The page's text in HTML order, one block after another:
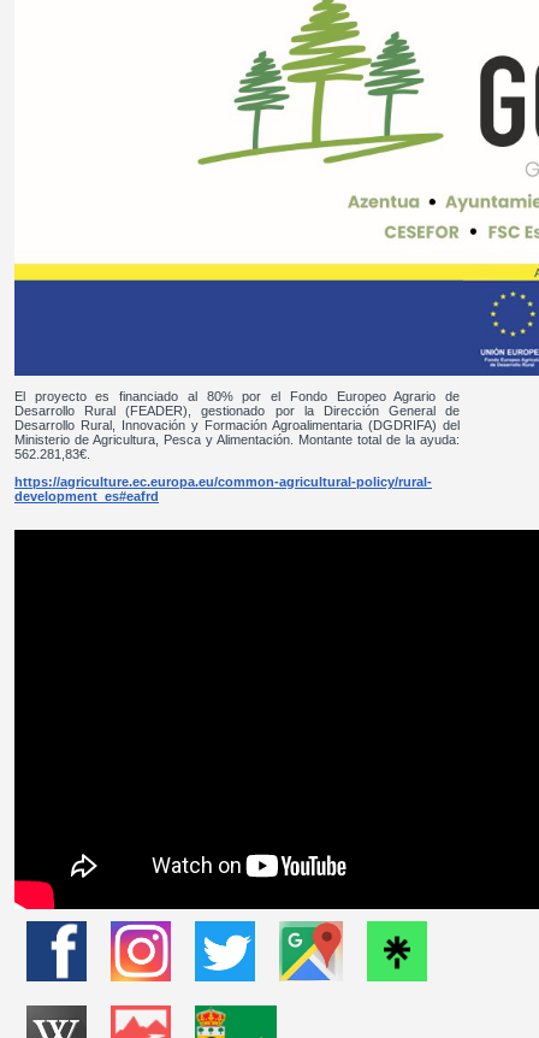
El proyecto es financiado al 80% por el Fondo Europeo Agrario de
Desarrollo Rural (FEADER), gestionado por la Dirección General de
Desarrollo Rural, Innovación y Formación Agroalimentaria (DGDRIFA) del
Ministerio de Agricultura, Pesca y Alimentación. Montante total de la ayuda:
562.281,83€.
https://agriculture.ec.europa.eu/common-agricultural-policy/rural-
development_es#eafrd